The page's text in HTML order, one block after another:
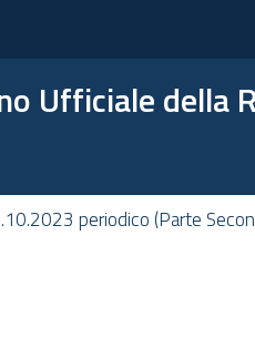
Ufficiale della
periodico (Parte